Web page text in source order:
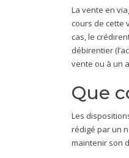
La vente en
cours de cette
cas, le
débirentier
vente ou à un
Que
Les
rédigé par un
maintenir son